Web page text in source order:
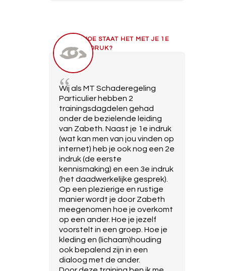
HOE STAAT HET MET JE 1E
INDRUK?
Wij als MT Schaderegeling
Particulier hebben 2
trainingsdagdelen gehad
onder de bezielende leiding
van Zabeth. Naast je 1e indruk
(wat kan men van jou vinden op
internet) heb je ook nog een 2e
indruk (de eerste
kennismaking) en een 3e indruk
(het daadwerkelijke gesprek).
Op een plezierige en rustige
manier wordt je door Zabeth
meegenomen hoe je overkomt
op een ander. Hoe je jezelf
voorstelt in een groep. Hoe je
kleding en (lichaam)houding
ook bepalend zijn in een
dialoog met de ander.